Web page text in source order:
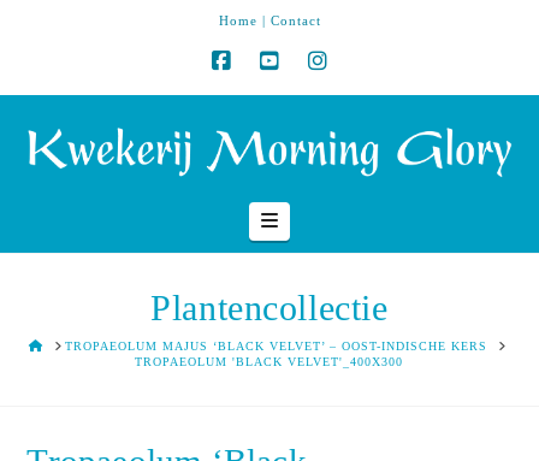
Home | Contact
Navigation
Plantencollectie
HOMETROPAEOLUM MAJUS ‘BLACK VELVET’ – OOST-INDISCHE KERS
TROPAEOLUM 'BLACK VELVET'_400X300